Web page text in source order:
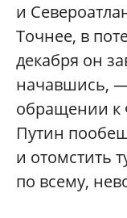
и
Точнее, в
декабря он
начавшись,
обращении к
Путин
и отомстить
по всему,